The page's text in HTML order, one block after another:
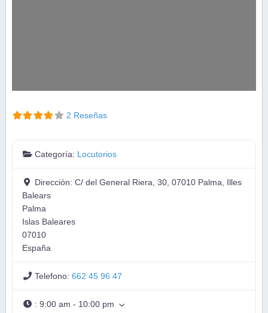
2 Reseñas
Categoría: Locutorios
Dirección:C/ del General Riera, 30, 07010 Palma, Illes
Balears
Palma
Islas Baleares
07010
España
Telefono:662 45 96 47
:9:00 am - 10:00 pm